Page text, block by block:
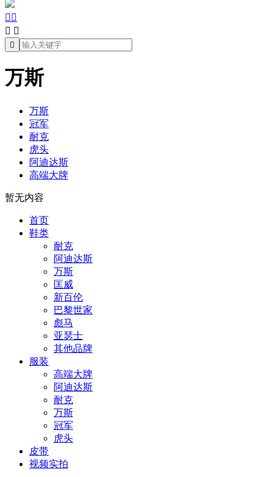
 
 

万斯
万斯
冠军
耐克
虎头
阿迪达斯
高端大牌
暂无内容
首页
鞋类
耐克
阿迪达斯
万斯
匡威
新百伦
巴黎世家
彪马
亚瑟士
其他品牌
服装
高端大牌
阿迪达斯
耐克
万斯
冠军
虎头
皮带
视频实拍